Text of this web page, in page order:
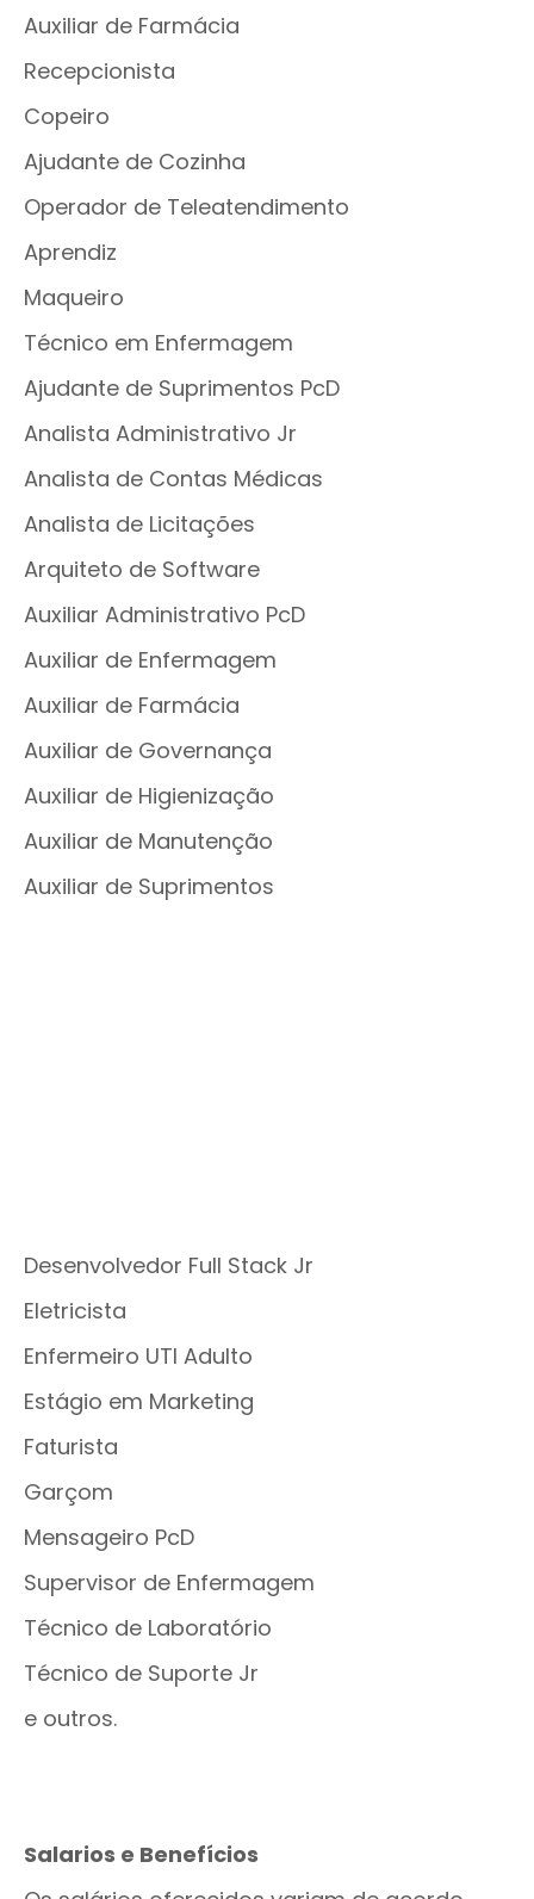
Auxiliar de Farmácia
Recepcionista
Copeiro
Ajudante de Cozinha
Operador de Teleatendimento
Aprendiz
Maqueiro
Técnico em Enfermagem
Ajudante de Suprimentos PcD
Analista Administrativo Jr
Analista de Contas Médicas
Analista de Licitações
Arquiteto de Software
Auxiliar Administrativo PcD
Auxiliar de Enfermagem
Auxiliar de Farmácia
Auxiliar de Governança
Auxiliar de Higienização
Auxiliar de Manutenção
Auxiliar de Suprimentos
Desenvolvedor Full Stack Jr
Eletricista
Enfermeiro UTI Adulto
Estágio em Marketing
Faturista
Garçom
Mensageiro PcD
Supervisor de Enfermagem
Técnico de Laboratório
Técnico de Suporte Jr
e outros.
Salarios e Benefícios